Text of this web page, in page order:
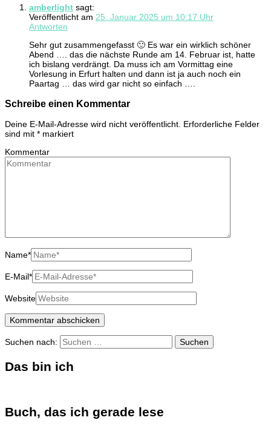
amberlight sagt:
Veröffentlicht am 25. Januar 2025 um 10:17 Uhr
Antworten
Sehr gut zusammengefasst 🙂 Es war ein wirklich schöner
Abend …. das die nächste Runde am 14. Februar ist, hatte
ich bislang verdrängt. Da muss ich am Vormittag eine
Vorlesung in Erfurt halten und dann ist ja auch noch ein
Paartag … das wird gar nicht so einfach ….
Schreibe einen Kommentar
Deine E-Mail-Adresse wird nicht veröffentlicht. Erforderliche Felder
sind mit * markiert
Kommentar
Name*
E-Mail*
Website
Suchen nach:
Das bin ich
Buch, das ich gerade lese